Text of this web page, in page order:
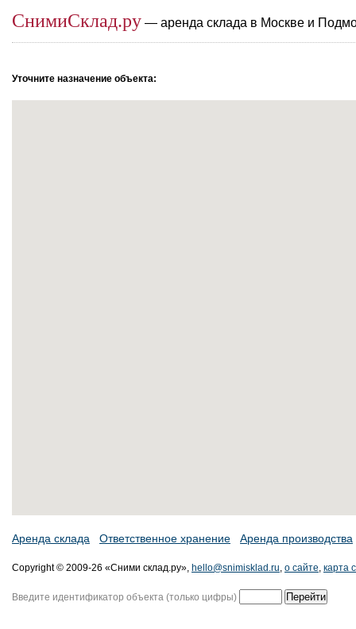
СнимиСклад.ру — аренда склада в Москве и
Уточните назначение объекта:
Аренда склада Ответственное хранение Аренда производства
Copyright © 2009-26 «Сними склад.ру», hello@snimisklad.ru, о сайте, карта
Введите идентификатор объекта (только цифры)